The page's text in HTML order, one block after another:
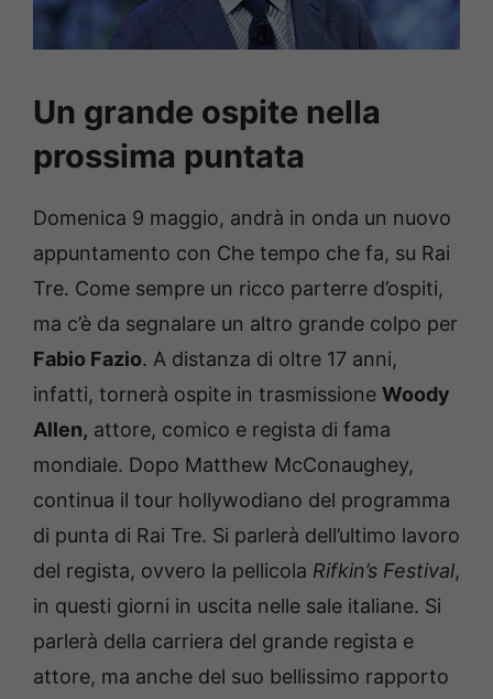
Un grande ospite nella
prossima puntata
Domenica 9 maggio, andrà in onda un nuovo
appuntamento con Che tempo che fa, su Rai
Tre. Come sempre un ricco parterre d’ospiti,
ma c’è da segnalare un altro grande colpo per
Fabio Fazio. A distanza di oltre 17 anni,
infatti, tornerà ospite in trasmissione Woody
Allen, attore, comico e regista di fama
mondiale. Dopo Matthew McConaughey,
continua il tour hollywodiano del programma
di punta di Rai Tre. Si parlerà dell’ultimo lavoro
del regista, ovvero la pellicola Rifkin’s Festival,
in questi giorni in uscita nelle sale italiane. Si
parlerà della carriera del grande regista e
attore, ma anche del suo bellissimo rapporto